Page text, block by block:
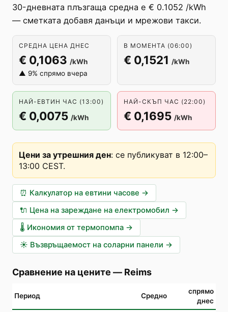
30-дневната плъзгаща средна е € 0.1052 /kWh
— сметката добавя данъци и мрежови такси.
СРЕДНА ЦЕНА ДНЕС
€ 0,1063 /kWh
▲ 9% спрямо вчера
В МОМЕНТА (06:00)
€ 0,1521 /kWh
НАЙ-ЕВТИН ЧАС (13:00)
€ 0,0075 /kWh
НАЙ-СКЪП ЧАС (22:00)
€ 0,1695 /kWh
Цени за утрешния ден: се публикуват в 12:00–
13:00 CEST.
⏰ Калкулатор на евтини часове →
🔌 Цена на зареждане на електромобил →
🌡️ Икономия от термопомпа →
☀️ Възвръщаемост на соларни панели →
Сравнение на цените — Reims
Период Средно
спрямо
днес